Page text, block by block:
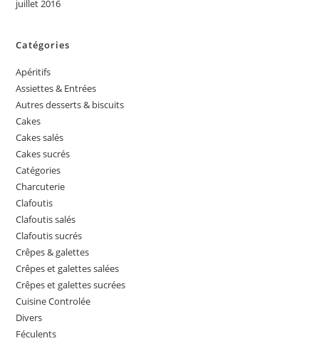
juillet 2016
Catégories
Apéritifs
Assiettes & Entrées
Autres desserts & biscuits
Cakes
Cakes salés
Cakes sucrés
Catégories
Charcuterie
Clafoutis
Clafoutis salés
Clafoutis sucrés
Crêpes & galettes
Crêpes et galettes salées
Crêpes et galettes sucrées
Cuisine Controlée
Divers
Féculents